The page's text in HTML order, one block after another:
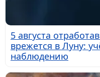
5 августа
врежется в Луну:
наблюдению